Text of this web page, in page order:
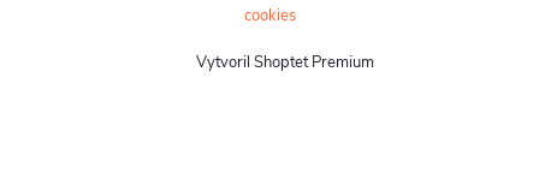
Vytvoril Shoptet Premium
cookies